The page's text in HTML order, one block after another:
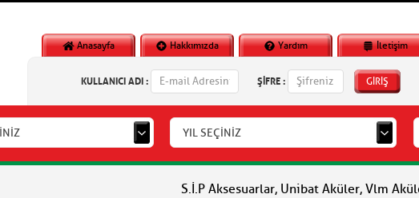
Anasayfa Hakkımızda Yardım İletişim
KULLANICI ADI : ŞİFRE : GİRİŞ
YIL SEÇİNİZ
S.İ.P Aksesuarlar, Unibat Aküler, Vlm Aküler,